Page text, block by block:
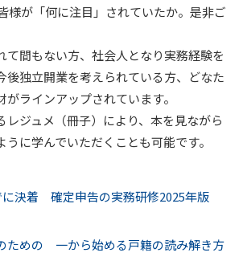
様が「何に注目」されていたか。是非ご
て間もない方、社会人となり実務経験を
後独立開業を考えられている方、どなた
ラインアップされています。
レジュメ（冊子）により、本を見ながら
に学んでいただくことも可能です。
に決着 確定申告の実務研修2025年版
ための 一から始める戸籍の読み解き方